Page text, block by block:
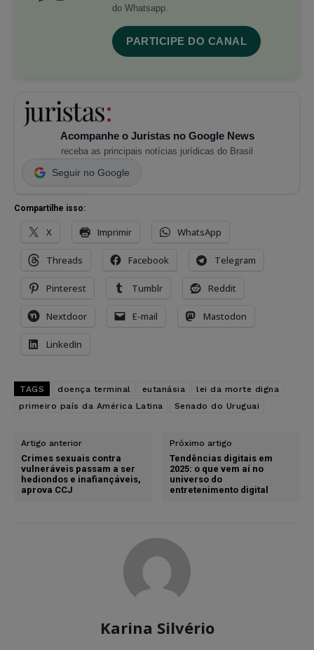
do Whatsapp.
PARTICIPE DO CANAL
Acompanhe o Juristas no Google News
receba as principais notícias jurídicas do Brasil
Seguir no Google
Compartilhe isso:
X Imprimir WhatsApp
Threads Facebook Telegram
Pinterest Tumblr Reddit
Nextdoor E-mail Mastodon
LinkedIn
TAGS doença terminal eutanásia
lei da morte digna
primeiro país da América Latina
Senado do Uruguai
Artigo anterior
Crimes sexuais contra
vulneráveis passam a ser
hediondos e inafiançáveis,
aprova CCJ
Próximo artigo
Tendências digitais em
2025: o que vem aí no
universo do
entretenimento digital
Karina Silvério